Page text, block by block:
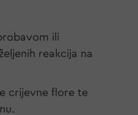
ili
reakcija na
crijevne flore te